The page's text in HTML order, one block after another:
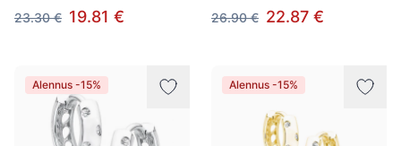
23.30 € 19.81 €
26.90 € 22.87 €
Alennus -15% Alennus -15%